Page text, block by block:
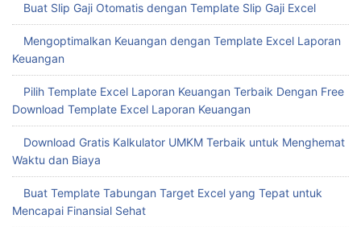
Buat Slip Gaji Otomatis dengan Template Slip Gaji Excel
Mengoptimalkan Keuangan dengan Template Excel Laporan
Keuangan
Pilih Template Excel Laporan Keuangan Terbaik Dengan Free
Download Template Excel Laporan Keuangan
Download Gratis Kalkulator UMKM Terbaik untuk Menghemat
Waktu dan Biaya
Buat Template Tabungan Target Excel yang Tepat untuk
Mencapai Finansial Sehat